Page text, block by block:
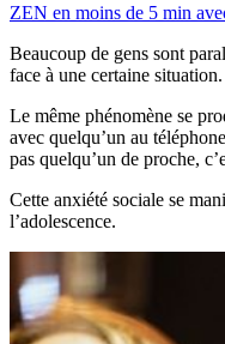
ZEN en moins de 5 min
Beaucoup de gens sont
face à une certaine situation.
Le même phénomène se
avec quelqu’un au
pas quelqu’un de proche,
Cette anxiété sociale se
l’adolescence.